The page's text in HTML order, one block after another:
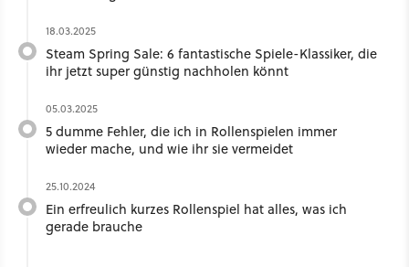
18.03.2025
Steam Spring Sale: 6 fantastische Spiele-Klassiker, die
ihr jetzt super günstig nachholen könnt
05.03.2025
5 dumme Fehler, die ich in Rollenspielen immer
wieder mache, und wie ihr sie vermeidet
25.10.2024
Ein erfreulich kurzes Rollenspiel hat alles, was ich
gerade brauche